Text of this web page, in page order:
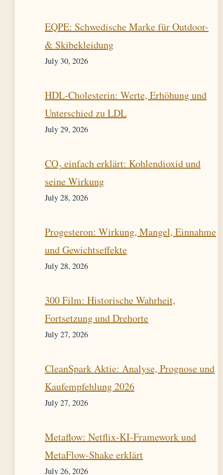
EQPE: Schwedische Marke für Outdoor-
& Skibekleidung
July 30, 2026
HDL-Cholesterin: Werte, Erhöhung und
Unterschied zu LDL
July 29, 2026
CO₂ einfach erklärt: Kohlendioxid und
seine Wirkung
July 28, 2026
Progesteron: Wirkung, Mangel, Einnahme
und Gewichtseffekte
July 28, 2026
300 Film: Historische Wahrheit,
Fortsetzung und Drehorte
July 27, 2026
CleanSpark Aktie: Analyse, Prognose und
Kaufempfehlung 2026
July 27, 2026
Metaflow: Netflix-KI-Framework und
MetaFlow-Shake erklärt
July 26, 2026